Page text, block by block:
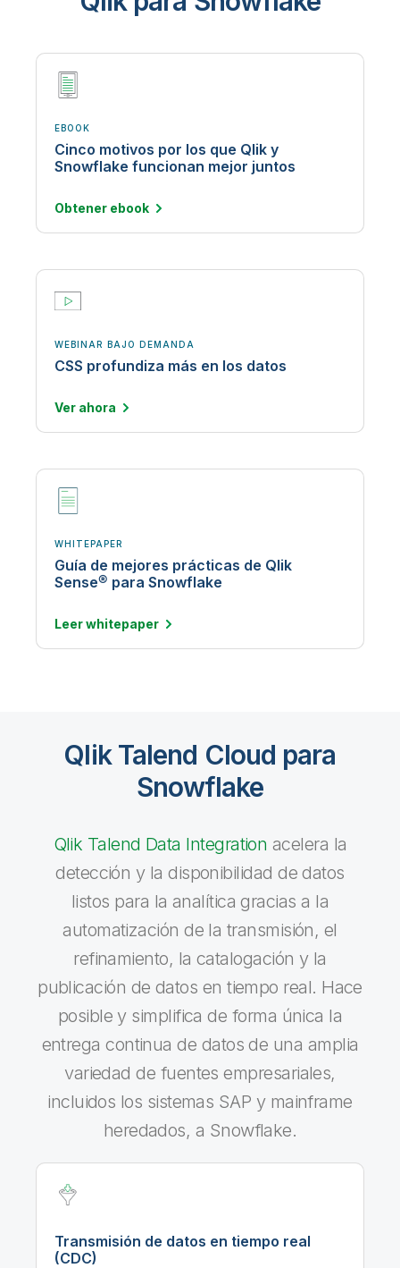
EBOOK
Cinco motivos por los que Qlik y
Snowflake funcionan mejor juntos
Obtener ebook
WEBINAR BAJO DEMANDA
CSS profundiza más en los datos
Ver ahora
WHITEPAPER
Guía de mejores prácticas de Qlik
Sense® para Snowflake
Leerwhitepaper
Qlik Talend Cloud para
Snowflake
Qlik Talend Data Integration acelera la
detección y la disponibilidad de datos
listos para la analítica gracias a la
automatización de la transmisión, el
refinamiento, la catalogación y la
publicación de datos en tiempo real. Hace
posible y simplifica de forma única la
entrega continua de datos de una amplia
variedad de fuentes empresariales,
incluidos los sistemas SAP y mainframe
heredados, a Snowflake.
Transmisión de datos en tiempo real
(CDC)